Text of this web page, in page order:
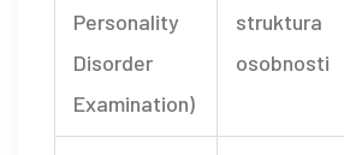
Personality
Disorder
Examination)
struktura
osobnosti